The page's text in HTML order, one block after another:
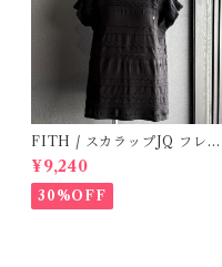
FITH / スカラップJQ フレン
チスリーブTシャツ (Black) /
Size 1・2
¥9,240
30%OFF